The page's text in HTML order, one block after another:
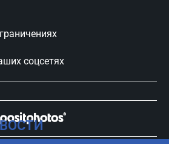
соцсетях